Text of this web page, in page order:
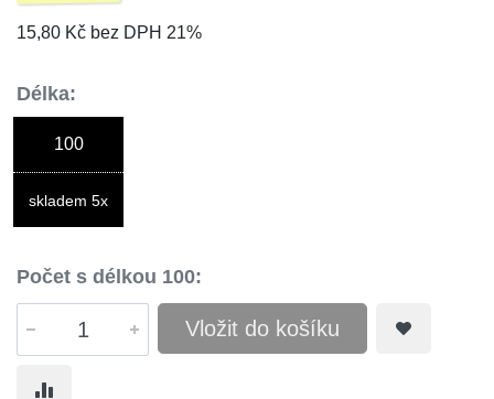
15,80 Kč bez DPH 21%
Délka:
100
skladem 5x
Počet s délkou 100:
Vložit do košíku